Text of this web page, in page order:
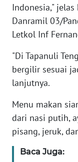
Indonesia,"
Danramil 03/
Letkol Inf
"Di Tapanuli
bergilir sesuai
lanjutnya.
Menu makan
dari nasi putih,
pisang, jeruk,
Baca Juga:
WN
SERAMBI
JAMBI
WN
WN
NTB